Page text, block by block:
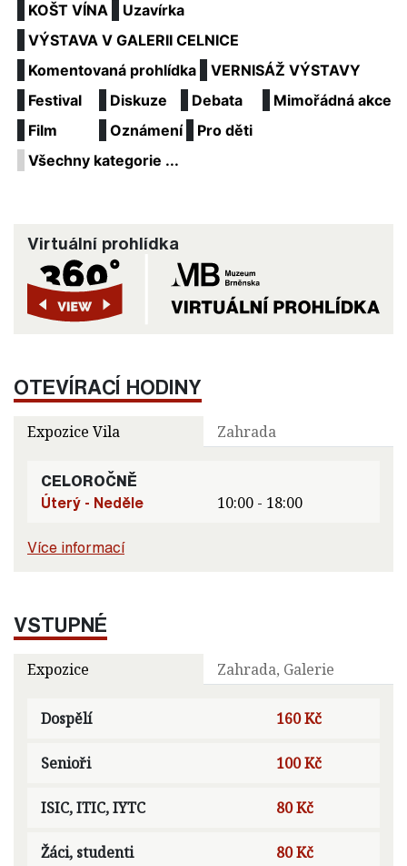
KOŠT VÍNA
Uzavírka
VÝSTAVA V GALERII CELNICE
Komentovaná prohlídka
VERNISÁŽ VÝSTAVY
Festival
Diskuze Debata
Mimořádná akce
Film
Oznámení
Pro děti
Všechny kategorie ...
Virtuální prohlídka
OTEVÍRACÍ HODINY
Expozice Vila Zahrada
CELOROČNĚ
Úterý - Neděle
10:00 - 18:00
Více informací
VSTUPNÉ
Expozice Zahrada, Galerie
Dospělí 160 Kč
Senioři 100 Kč
ISIC, ITIC, IYTC 80 Kč
Žáci, studenti 80 Kč